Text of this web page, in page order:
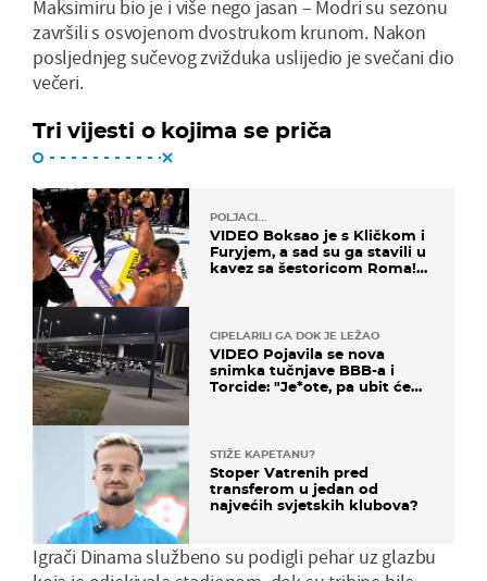
Maksimiru bio je i više nego jasan – Modri su sezonu
završili s osvojenom dvostrukom krunom. Nakon
posljednjeg sučevog zvižduka uslijedio je svečani dio
večeri.
Tri vijesti o kojima se priča
POLJACI...
VIDEO Boksao je s Kličkom i
Furyjem, a sad su ga stavili u
kavez sa šestoricom Roma!
CIPELARILI GA DOK JE LEŽAO
VIDEO Pojavila se nova
snimka tučnjave BBB-a i
Torcide: "Je*ote, pa ubit će
STIŽE KAPETANU?
Stoper Vatrenih pred
transferom u jedan od
najvećih svjetskih klubova?
Igrači Dinama službeno su podigli pehar uz glazbu